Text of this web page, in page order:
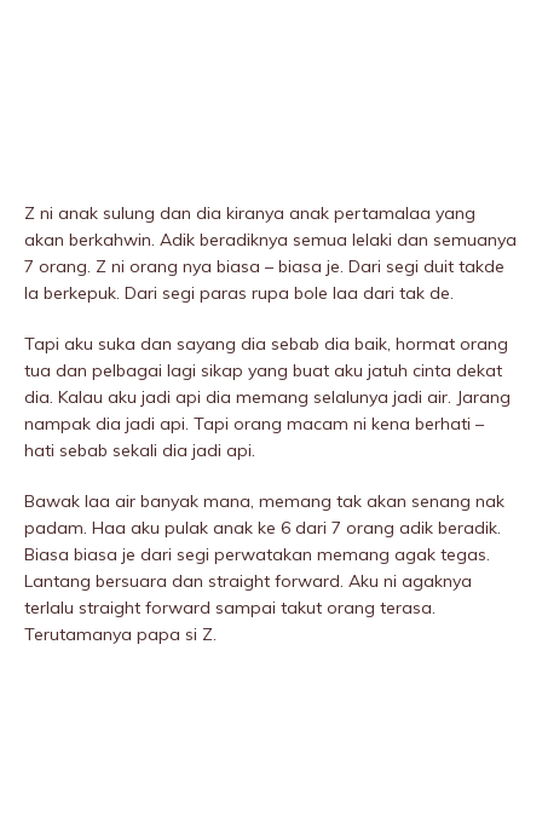
Z ni anak sulung dan dia kiranya anak pertamalaa yang
akan berkahwin. Adik beradiknya semua lelaki dan semuanya
7 orang. Z ni orang nya biasa – biasa je. Dari segi duit takde
la berkepuk. Dari segi paras rupa bole laa dari tak de.
Tapi aku suka dan sayang dia sebab dia baik, hormat orang
tua dan pelbagai lagi sikap yang buat aku jatuh cinta dekat
dia. Kalau aku jadi api dia memang selalunya jadi air. Jarang
nampak dia jadi api. Tapi orang macam ni kena berhati –
hati sebab sekali dia jadi api.
Bawak laa air banyak mana, memang tak akan senang nak
padam. Haa aku pulak anak ke 6 dari 7 orang adik beradik.
Biasa biasa je dari segi perwatakan memang agak tegas.
Lantang bersuara dan straight forward. Aku ni agaknya
terlalu straight forward sampai takut orang terasa.
Terutamanya papa si Z.